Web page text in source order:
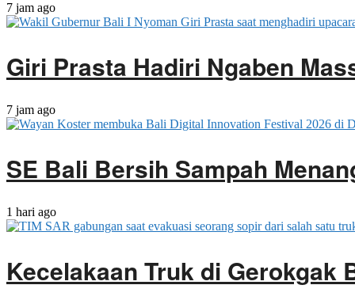
7 jam ago
Giri Prasta Hadiri Ngaben
7 jam ago
SE Bali Bersih Sampah
1 hari ago
Kecelakaan Truk di Gerokgak